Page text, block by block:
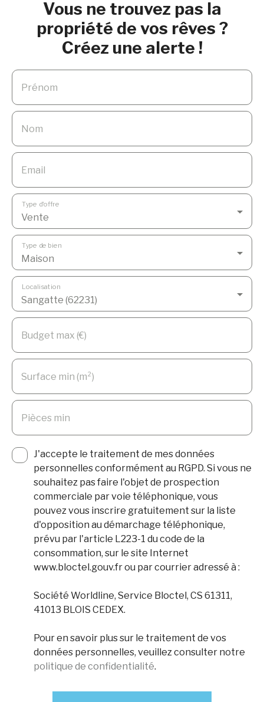
Vous ne trouvez pas la
propriété de vos rêves ?
Créez une alerte !
Prénom
Nom
Email
Vente
Type d'offre
Maison
Type de bien
Sangatte (62231)
Localisation
Budget max (€)
Surface min (m²)
Pièces min
J'accepte le traitement de mes données
personnelles conformément au RGPD. Si vous ne
souhaitez pas faire l'objet de prospection
commerciale par voie téléphonique, vous
pouvez vous inscrire gratuitement sur la liste
d'opposition au démarchage téléphonique,
prévu par l'article L223-1 du code de la
consommation, sur le site Internet
www.bloctel.gouv.fr ou par courrier adressé à :
Société Worldline, Service Bloctel, CS 61311,
41013 BLOIS CEDEX.
Pour en savoir plus sur le traitement de vos
données personnelles, veuillez consulter notre
politique de confidentialité.